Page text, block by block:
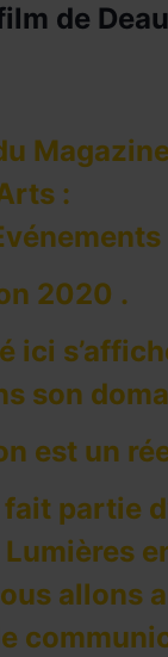
de
:
2020 .
ici
son
est un
partie
allons